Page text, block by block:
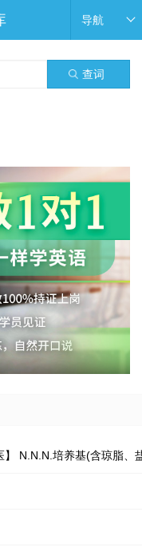
导航
查词
】 N.N.N.培养基(含琼脂